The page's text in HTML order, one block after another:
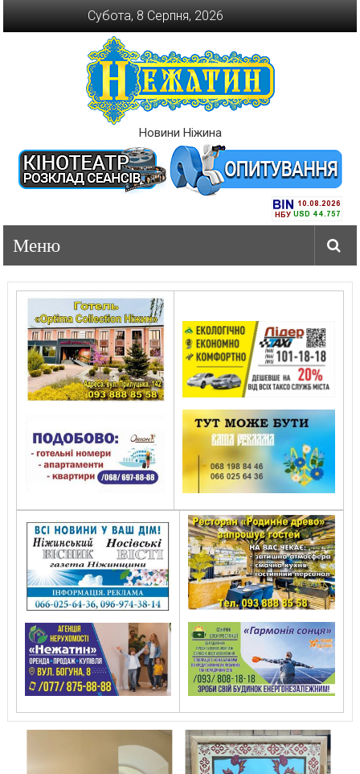
Субота, 8 Серпня, 2026
Новини Ніжина